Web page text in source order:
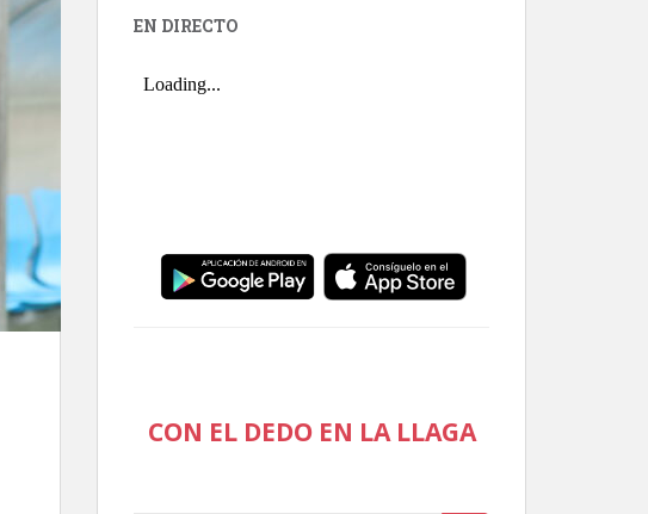
EN DIRECTO
CON EL DEDO EN LA LLAGA